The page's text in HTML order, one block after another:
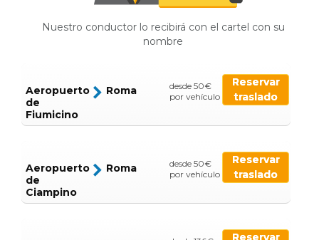
Nuestro conductor lo recibirá con el cartel con su
nombre
Aeropuerto
de
Fiumicino
Roma
desde 50€
por vehículo
Reservar
traslado
Aeropuerto
de
Ciampino
Roma
desde 50€
por vehículo
Reservar
traslado
Reservar